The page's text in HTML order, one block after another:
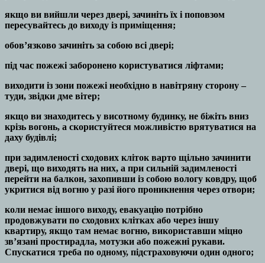
якщо ви вийшли через двері, зачиніть їх і поповзом
пересувайтесь до виходу із приміщення;
обов’язково зачиніть за собою всі двері;
під час пожежі заборонено користуватися ліфтами;
виходити із зони пожежі необхідно в навітряну сторону –
туди, звідки дме вітер;
якщо ви знаходитесь у висотному будинку, не біжіть вниз
крізь вогонь, а скористуйтеся можливістю врятуватися на
даху будівлі;
при задимленості сходових кліток варто щільно зачинити
двері, що виходять на них, а при сильній задимленості
перейти на балкон, захопивши із собою вологу ковдру, щоб
укритися від вогню у разі його проникнення через отвори;
коли немає іншого виходу, евакуацію потрібно
продовжувати по сходових клітках або через іншу
квартиру, якщо там немає вогню, використавши міцно
зв’язані простирадла, мотузки або пожежні рукави.
Спускатися треба по одному, підстраховуючи один одного;